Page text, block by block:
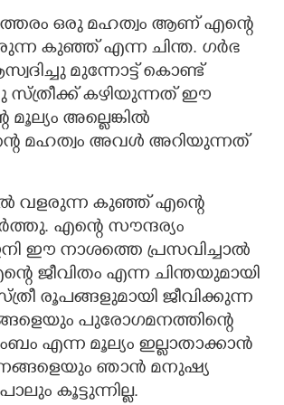
ഒരു മഹത്വം ആണ് എന്റെ
കുഞ്ഞ് എന്ന ചിന്ത. ഗർഭ
മുന്നോട്ട് കൊണ്ട്
കഴിയുന്നത് ഈ
മൂല്യം അല്ലെങ്കിൽ
മഹത്വം അവൾ അറിയുന്നത്
വളരുന്ന കുഞ്ഞ് എന്റെ
എന്റെ സൗന്ദര്യം
ഈ നാശത്തെ പ്രസവിച്ചാൽ
ജീവിതം എന്ന ചിന്തയുമായി
രൂപങ്ങളുമായി ജീവിക്കുന്ന
പുരോഗമനത്തിന്റെ
എന്ന മൂല്യം ഇല്ലാതാക്കാൻ
ഞാൻ മനുഷ്യ
കൂട്ടുന്നില്ല.